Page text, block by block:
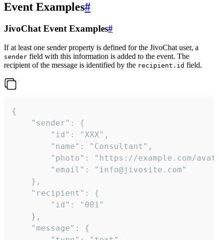
Event Examples#
JivoChat Event Examples#
If at least one sender property is defined for the JivoChat user, a
sender field with this information is added to the event. The
recipient of the message is identified by the recipient.id field.
{